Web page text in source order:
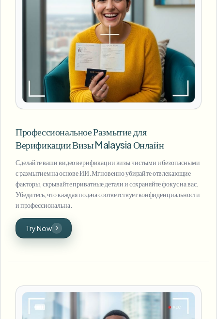
Профессиональное Размытие для
Верификации Визы Malaysia Онлайн
Сделайте ваши видео верификации визы чистыми и безопасными
с размытием на основе ИИ. Мгновенно убирайте отвлекающие
факторы, скрывайте приватные детали и сохраняйте фокус на вас.
Убедитесь, что каждая подача соответствует конфиденциальности
и профессиональна.
Try Now